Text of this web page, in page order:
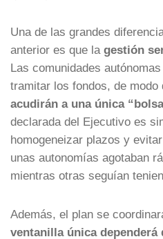
Una de las grandes
anterior es que la gestión
Las comunidades
tramitar los fondos, de modo
acudirán a una única
declarada del Ejecutivo es
homogeneizar plazos y
unas autonomías agotaban
mientras otras seguían
Además, el plan se
ventanilla única dependerá